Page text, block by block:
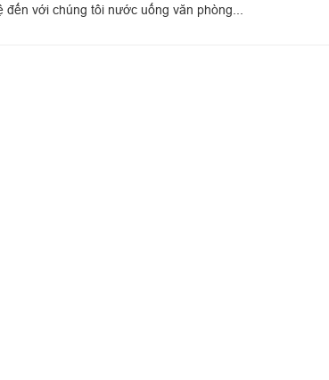
với chúng tôi nước uống văn phòng...